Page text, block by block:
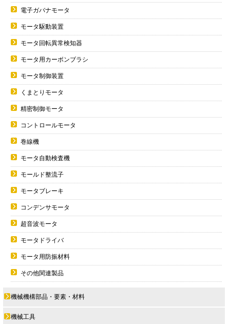
電子ガバナモータ
モータ駆動装置
モータ回転異常検知器
モータ用カーボンブラシ
モータ制御装置
くまとりモータ
精密制御モータ
コントロールモータ
巻線機
モータ自動検査機
モールド整流子
モータブレーキ
コンデンサモータ
超音波モータ
モータドライバ
モータ用防振材料
その他関連製品
機械機構部品・要素・材料
機械工具